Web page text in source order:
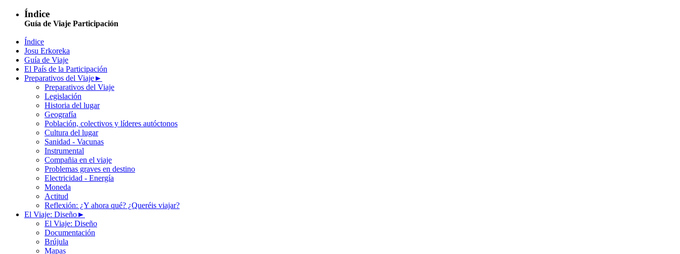
Índice
Guía de Viaje Participación
Índice
Josu Erkoreka
Guía de Viaje
El País de la Participación
Preparativos del Viaje►
Preparativos del Viaje
Legislación
Historia del lugar
Geografía
Población, colectivos y líderes autóctonos
Cultura del lugar
Sanidad - Vacunas
Instrumental
Compañia en el viaje
Problemas graves en destino
Electricidad - Energía
Moneda
Actitud
Reflexión: ¿Y ahora qué? ¿Queréis viajar?
El Viaje: Diseño►
El Viaje: Diseño
Documentación
Brújula
Mapas